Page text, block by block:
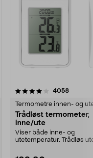
4058
Termometre innen- og
Trådløst termometer,
inne/ute
Viser både inne- og
utetemperatur. Trådløs
4.5 av 5 stjerner